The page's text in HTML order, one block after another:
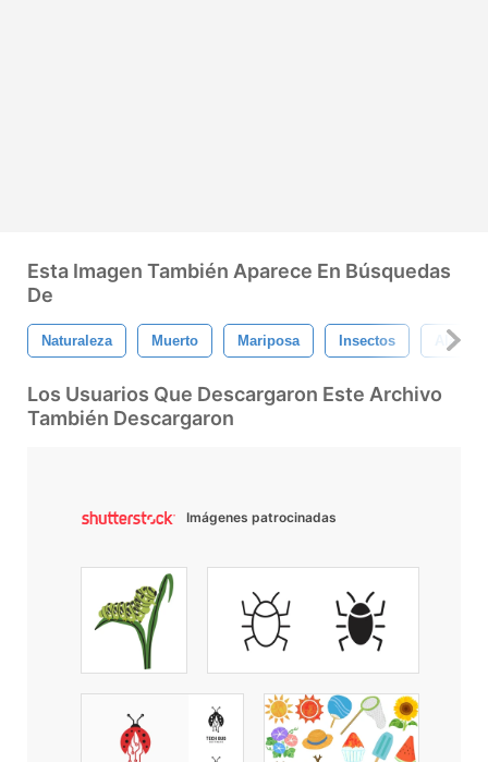
Esta Imagen También Aparece En Búsquedas
De
Naturaleza Muerto Mariposa Insectos Alas
Los Usuarios Que Descargaron Este Archivo
También Descargaron
Imágenes patrocinadas